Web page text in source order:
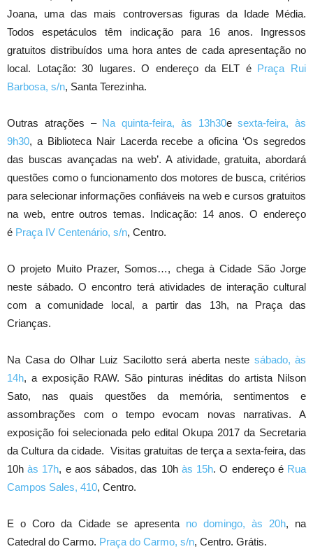
Joana, uma das mais controversas figuras da Idade Média.
Todos espetáculos têm indicação para 16 anos. Ingressos
gratuitos distribuídos uma hora antes de cada apresentação no
local. Lotação: 30 lugares. O endereço da ELT é Praça Rui
Barbosa, s/n, Santa Terezinha.
Outras atrações – Na quinta-feira, às 13h30esexta-feira, às
9h30, a Biblioteca Nair Lacerda recebe a oficina ‘Os segredos
das buscas avançadas na web’. A atividade, gratuita, abordará
questões como o funcionamento dos motores de busca, critérios
para selecionar informações confiáveis na web e cursos gratuitos
na web, entre outros temas. Indicação: 14 anos. O endereço
é Praça IV Centenário, s/n, Centro.
O projeto Muito Prazer, Somos…, chega à Cidade São Jorge
neste sábado. O encontro terá atividades de interação cultural
com a comunidade local, a partir das 13h, na Praça das
Crianças.
Na Casa do Olhar Luiz Sacilotto será aberta neste sábado, às
14h, a exposição RAW. São pinturas inéditas do artista Nilson
Sato, nas quais questões da memória, sentimentos e
assombrações com o tempo evocam novas narrativas. A
exposição foi selecionada pelo edital Okupa 2017 da Secretaria
da Cultura da cidade. Visitas gratuitas de terça a sexta-feira, das
10hàs 17h, e aos sábados, das 10h às 15h. O endereço é Rua
Campos Sales, 410, Centro.
E o Coro da Cidade se apresenta no domingo, às 20h, na
Catedral do Carmo. Praça do Carmo, s/n, Centro. Grátis.